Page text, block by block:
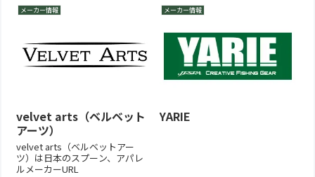
メーカー情報
velvet arts（ベルベット
アーツ）
velvet arts（ベルベットアー
ツ）は日本のスプーン、アパレ
ルメーカーURL
メーカー情報
YARIE